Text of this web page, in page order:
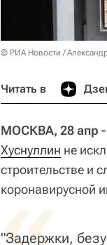
© РИА Новости /
Читать в
МОСКВА, 28 апр
Хуснуллин не
строительстве и
коронавирусной
"Задержки,